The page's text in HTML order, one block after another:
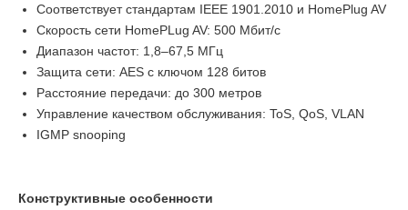
Соответствует стандартам IEEE 1901.2010 и HomePlug AV
Скорость сети HomePLug AV: 500 Мбит/с
Диапазон частот: 1,8–67,5 МГц
Защита сети: AES с ключом 128 битов
Расстояние передачи: до 300 метров
Управление качеством обслуживания: ToS, QoS, VLAN
IGMP snooping
Конструктивные особенности